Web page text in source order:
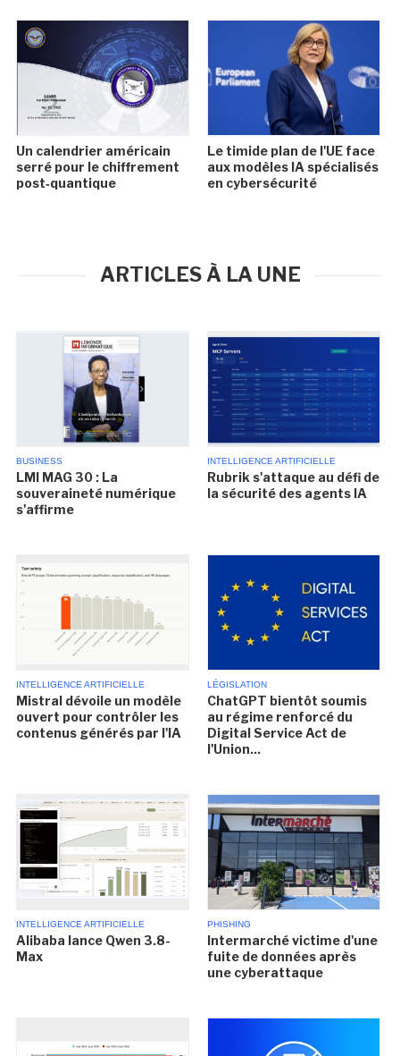
Un calendrier américain
serré pour le chiffrement
post‑quantique
Le timide plan de l'UE face
aux modèles IA spécialisés
en cybersécurité
ARTICLES À LA UNE
BUSINESS
LMI MAG 30 : La
souveraineté numérique
s'affirme
INTELLIGENCE ARTIFICIELLE
Rubrik s'attaque au défi de
la sécurité des agents IA
INTELLIGENCE ARTIFICIELLE
Mistral dévoile un modèle
ouvert pour contrôler les
contenus générés par l'IA
LÉGISLATION
ChatGPT bientôt soumis
au régime renforcé du
Digital Service Act de
l'Union...
INTELLIGENCE ARTIFICIELLE
Alibaba lance Qwen 3.8-
Max
PHISHING
Intermarché victime d'une
fuite de données après
une cyberattaque